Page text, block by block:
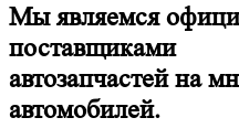
Мы являемся
поставщиками
автозапчастей на
автомобилей.